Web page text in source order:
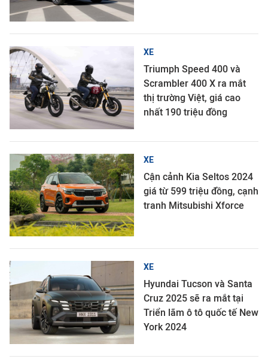
XE
Triumph Speed 400 và
Scrambler 400 X ra mắt
thị trường Việt, giá cao
nhất 190 triệu đồng
XE
Cận cảnh Kia Seltos 2024
giá từ 599 triệu đồng, cạnh
tranh Mitsubishi Xforce
XE
Hyundai Tucson và Santa
Cruz 2025 sẽ ra mắt tại
Triển lãm ô tô quốc tế New
York 2024